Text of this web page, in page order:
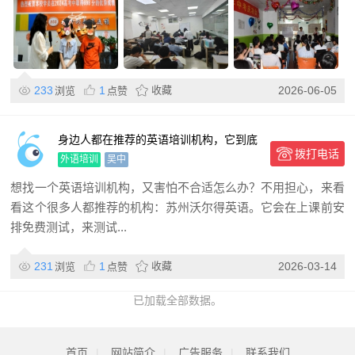
233 浏览 1 点赞 收藏 2026-06-05
身边人都在推荐的英语培训机构，它到底
好在哪？
外语培训 吴中 拨打电话
想找一个英语培训机构，又害怕不合适怎么办？不用担心，来看
看这个很多人都推荐的机构：苏州沃尔得英语。它会在上课前安
排免费测试，来测试...
231 浏览 1 点赞 收藏 2026-03-14
已加载全部数据。
首页 网站简介 广告服务 联系我们